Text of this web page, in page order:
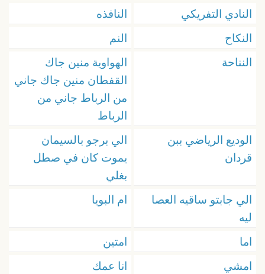
النادي التفريكي
النافذه
النكاح
النم
النناحة
الهواوية منين جاك
القفطان منين جاك جاني
من الرباط جاني من
الرباط
الوديع الرياضي ببن
قردان
الي برجو بالسيمان
يموت كان في صطل
بغلي
الي جابتو ساقيه العصا
ليه
ام البويا
اما
امتين
امشي
انا عمك